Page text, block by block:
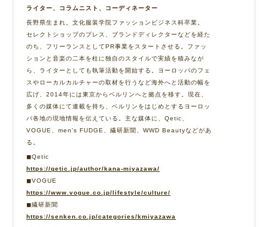
ライター、コラムニスト、コーディネーター
長野県生まれ。文化服装学院ファッションビジネス科卒業。
セレクトショップのプレス、ブランドディレクターなどを経た
のち、フリーランスとしてPR事業をスタートさせる。ファッ
ションと音楽の二本を柱に独自のスタイルで実績を積みなが
ら、ライターとしても執筆活動を開始する。ヨーロッパのフェ
スやローカルカルチャーの取材を行うなど海外へと活動の幅を
広げ、2014年には東京からベルリンへと拠点を移す。現在、
多くの媒体にて連載を持ち、ベルリンをはじめとするヨーロッ
パ各地の現地情報を伝えている。主な媒体に、Qetic、
VOGUE、men’s FUDGE、繊研新聞、WWD Beautyなどがあ
る。
◼︎Qetic
https://qetic.jp/author/kana-miyazawa/
◼︎VOGUE
https://www.vogue.co.jp/lifestyle/culture/
◼︎繊研新聞
https://senken.co.jp/categories/kmiyazawa